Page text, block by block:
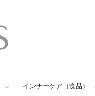
インナーケア（食品）